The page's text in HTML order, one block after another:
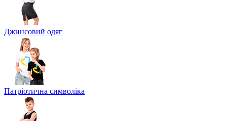
Джинсовий одяг
Патріотична символіка